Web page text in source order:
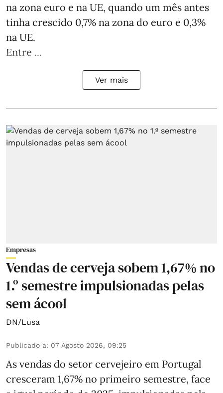
na zona euro e na UE, quando um mês antes
tinha crescido 0,7% na zona do euro e 0,3%
na UE.
Entre ...
Ver mais
Empresas
Vendas de cerveja sobem 1,67% no
1.º semestre impulsionadas pelas
sem ácool
DN/Lusa
Publicado a: 07 Agosto 2026, 09:25
As vendas do setor cervejeiro em Portugal
cresceram 1,67% no primeiro semestre, face